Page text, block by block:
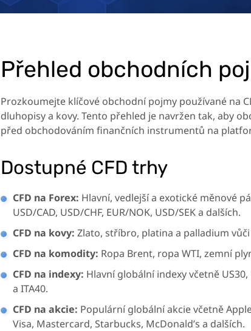
Přehled obchodních
Prozkoumejte klíčové obchodní pojmy používané na
dluhopisy a kovy. Tento přehled je navržen tak, aby
před obchodováním finančních instrumentů na
Dostupné CFD trhy
CFD na Forex: Hlavní, vedlejší a exotické měnové
USD/CAD, USD/CHF, EUR/NOK, USD/SEK a dalších.
CFD na kovy: Zlato, stříbro, platina a palladium vůči
CFD na komodity: Ropa Brent, ropa WTI, zemní
CFD na indexy: Hlavní globální indexy včetně US30,
a ITA40.
CFD na akcie: Populární globální akcie včetně
Visa, Mastercard, Starbucks, McDonald’s a dalších.